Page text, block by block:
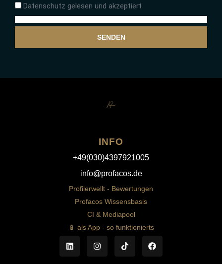
Datenschutz gelesen und akzeptiert
SENDEN
INFO
+49(030)4397921005
info@profacos.de
Profilerwellt - Bewertungen
Profacos Wissensbasis
CI & Mediapool
📱 als App - so funktionierts